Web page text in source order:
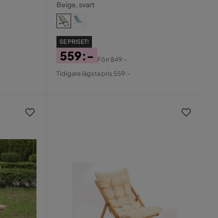
Beige, svart
SE PRISET!
Pris
559:-
Original
Förr849:-
Tidigare lägsta pris 559:-